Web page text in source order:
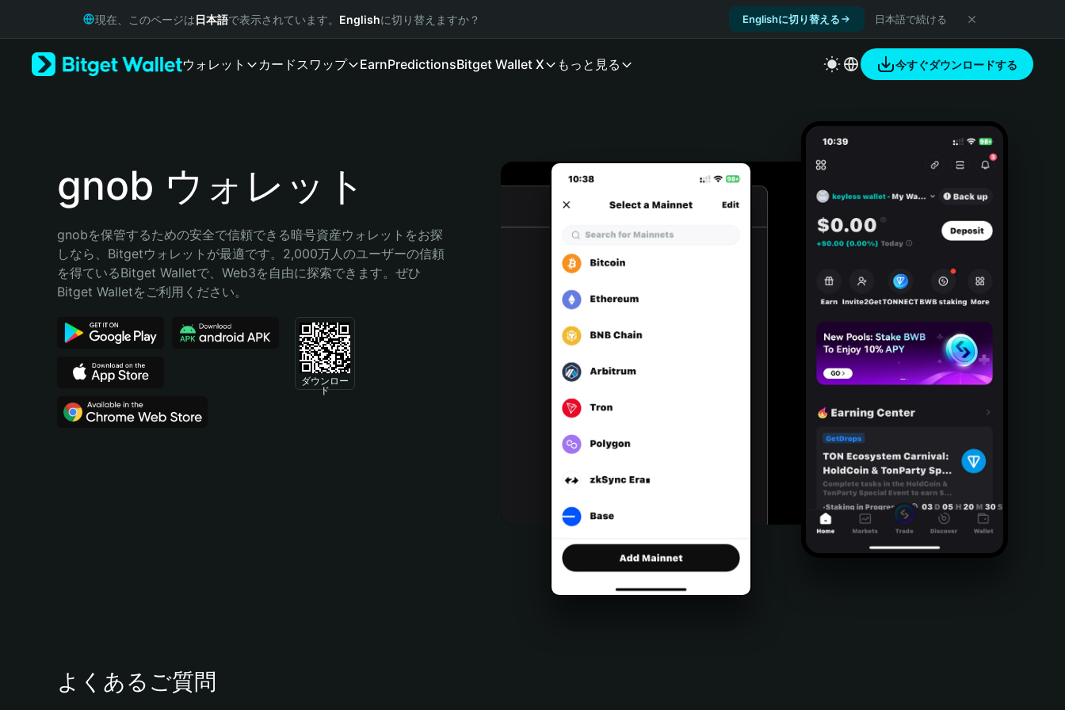
Русский
Bahasa Indonesia
Português (Brasil)
現在、このページは日本語で表示されています。 Englishに切り替えますか？ Englishに切り替える 日本語で続ける
ウォレット カードスワップ EarnPredictionsBitget Wallet X もっと見る 今すぐダウンロードする
gnob ウォレット
gnobを保管するための安全で信頼できる暗号資産ウォレットをお探
しなら、Bitgetウォレットが最適です。2,000万人のユーザーの信頼
を得ているBitget Walletで、Web3を自由に探索できます。ぜひ
Bitget Walletをご利用ください。
ダウンロー
ド
よくあるご質問